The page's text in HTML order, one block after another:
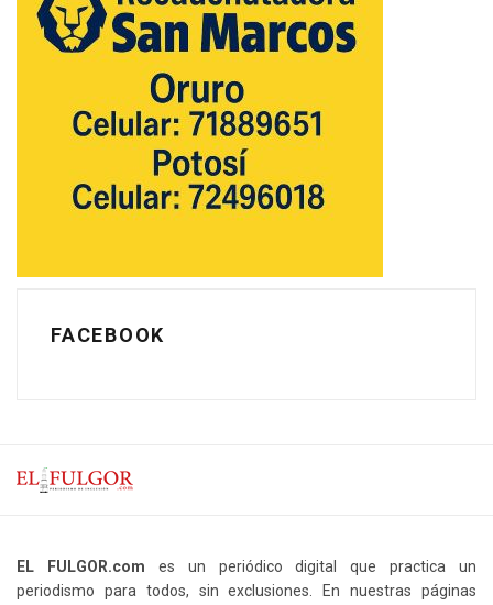
FACEBOOK
EL FULGOR.com es un periódico digital que practica un
periodismo para todos, sin exclusiones. En nuestras páginas